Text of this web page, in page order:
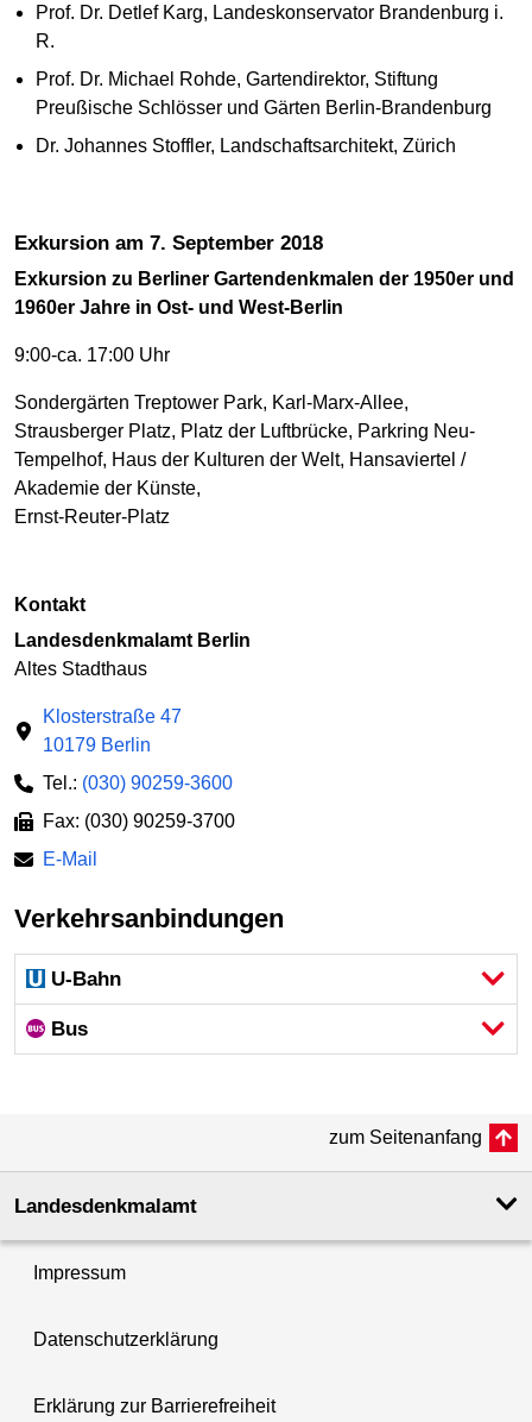
Prof. Dr. Detlef Karg, Landeskonservator Brandenburg i.
R.
Prof. Dr. Michael Rohde, Gartendirektor, Stiftung
Preußische Schlösser und Gärten Berlin-Brandenburg
Dr. Johannes Stoffler, Landschaftsarchitekt, Zürich
Exkursion am 7. September 2018
Exkursion zu Berliner Gartendenkmalen der 1950er und
1960er Jahre in Ost- und West-Berlin
9:00-ca. 17:00 Uhr
Sondergärten Treptower Park, Karl-Marx-Allee,
Strausberger Platz, Platz der Luftbrücke, Parkring Neu-
Tempelhof, Haus der Kulturen der Welt, Hansaviertel /
Akademie der Künste,
Ernst-Reuter-Platz
Kontakt
Landesdenkmalamt Berlin
Altes Stadthaus
Klosterstraße 47
10179 Berlin
Tel.: (030) 90259-3600
Fax: (030) 90259-3700
E-Mail
Verkehrsanbindungen
U-Bahn
Bus
zum Seitenanfang
Landesdenkmal­amt
Impressum
Datenschutzerklärung
Erklärung zur Barrierefreiheit